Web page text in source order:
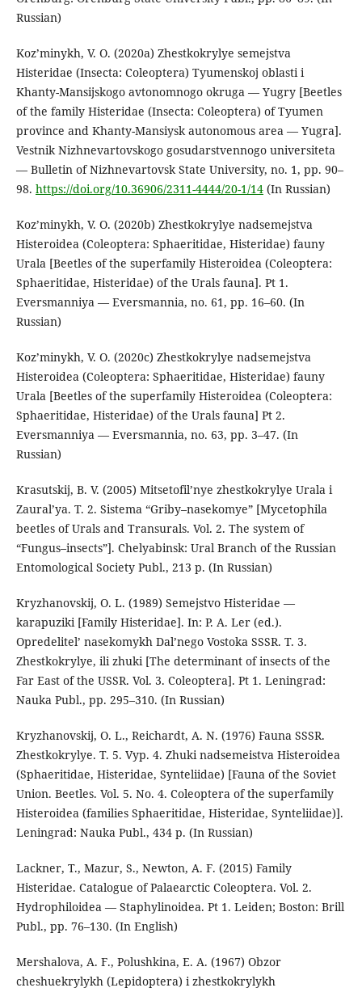
Russian)
Koz’minykh, V. O. (2020a) Zhestkokrylye semejstva
Histeridae (Insecta: Coleoptera) Tyumenskoj oblasti i
Khanty-Mansijskogo avtonomnogo okruga — Yugry [Beetles
of the family Histeridae (Insecta: Coleoptera) of Tyumen
province and Khanty-Mansiysk autonomous area — Yugra].
Vestnik Nizhnevartovskogo gosudarstvennogo universiteta
— Bulletin of Nizhnevartovsk State University, no. 1, pp. 90–
98. https://doi.org/10.36906/2311-4444/20-1/14(In Russian)
Koz’minykh, V. O. (2020b) Zhestkokrylye nadsemejstva
Histeroidea (Coleoptera: Sphaeritidae, Histeridae) fauny
Urala [Beetles of the superfamily Histeroidea (Coleoptera:
Sphaeritidae, Histeridae) of the Urals fauna]. Pt 1.
Eversmanniya — Eversmannia, no. 61, рр. 16–60. (In
Russian)
Koz’minykh, V. O. (2020c) Zhestkokrylye nadsemejstva
Histeroidea (Coleoptera: Sphaeritidae, Histeridae) fauny
Urala [Beetles of the superfamily Histeroidea (Coleoptera:
Sphaeritidae, Histeridae) of the Urals fauna] Pt 2.
Eversmanniya — Eversmannia, no. 63, рр. 3–47. (In
Russian)
Krasutskij, B. V. (2005) Mitsetofil’nye zhestkokrylye Urala i
Zauralʼya. T. 2. Sistema “Griby–nasekomye” [Mycetophila
beetles of Urals and Transurals. Vol. 2. The system of
“Fungus–insects”]. Chelyabinsk: Ural Branch of the Russian
Entomological Society Publ., 213 р. (In Russian)
Kryzhanovskij, O. L. (1989) Semejstvo Histeridae —
karapuziki [Family Histeridae]. In: P. A. Ler (ed.).
Opredelitel’ nasekomykh Dal’nego Vostoka SSSR. T. 3.
Zhestkokrylye, ili zhuki [The determinant of insects of the
Far East of the USSR. Vol. 3. Coleoptera]. Pt 1. Leningrad:
Nauka Publ., pp. 295–310. (In Russian)
Kryzhanovskij, O. L., Reiсhardt, A. N. (1976) Fauna SSSR.
Zhestkokrylye. T. 5. Vyp. 4. Zhuki nadsemeistva Histeroidea
(Sphaeritidae, Histeridae, Synteliidae) [Fauna of the Soviet
Union. Beetles. Vol. 5. No. 4. Coleoptera of the superfamily
Histeroidea (families Sphaeritidae, Histeridae, Synteliidae)].
Leningrad: Nauka Publ., 434 p. (In Russian)
Lackner, T., Mazur, S., Newton, A. F. (2015) Family
Histeridae. Catalogue of Palaearctic Coleoptera. Vol. 2.
Hydrophiloidea — Staphylinoidea. Pt 1. Leiden; Boston: Brill
Publ., pp. 76–130. (In English)
Mershalova, A. F., Polushkina, E. A. (1967) Obzor
cheshuekrylykh (Lepidoptera) i zhestkokrylykh